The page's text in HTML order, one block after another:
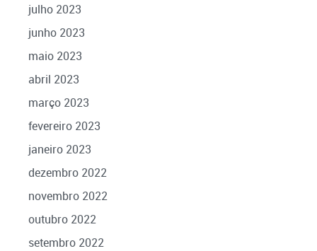
julho 2023
junho 2023
maio 2023
abril 2023
março 2023
fevereiro 2023
janeiro 2023
dezembro 2022
novembro 2022
outubro 2022
setembro 2022